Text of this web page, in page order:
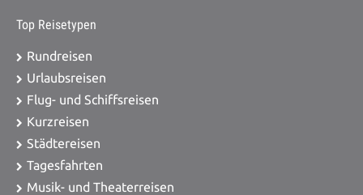
Top Reisetypen
Rundreisen
Urlaubsreisen
Flug- und Schiffsreisen
Kurzreisen
Städtereisen
Tagesfahrten
Musik- und Theaterreisen